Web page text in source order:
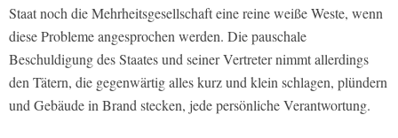
Staat noch die Mehrheitsgesellschaft eine reine weiße Weste, wenn
diese Probleme angesprochen werden. Die pauschale
Beschuldigung des Staates und seiner Vertreter nimmt allerdings
den Tätern, die gegenwärtig alles kurz und klein schlagen, plündern
und Gebäude in Brand stecken, jede persönliche Verantwortung.